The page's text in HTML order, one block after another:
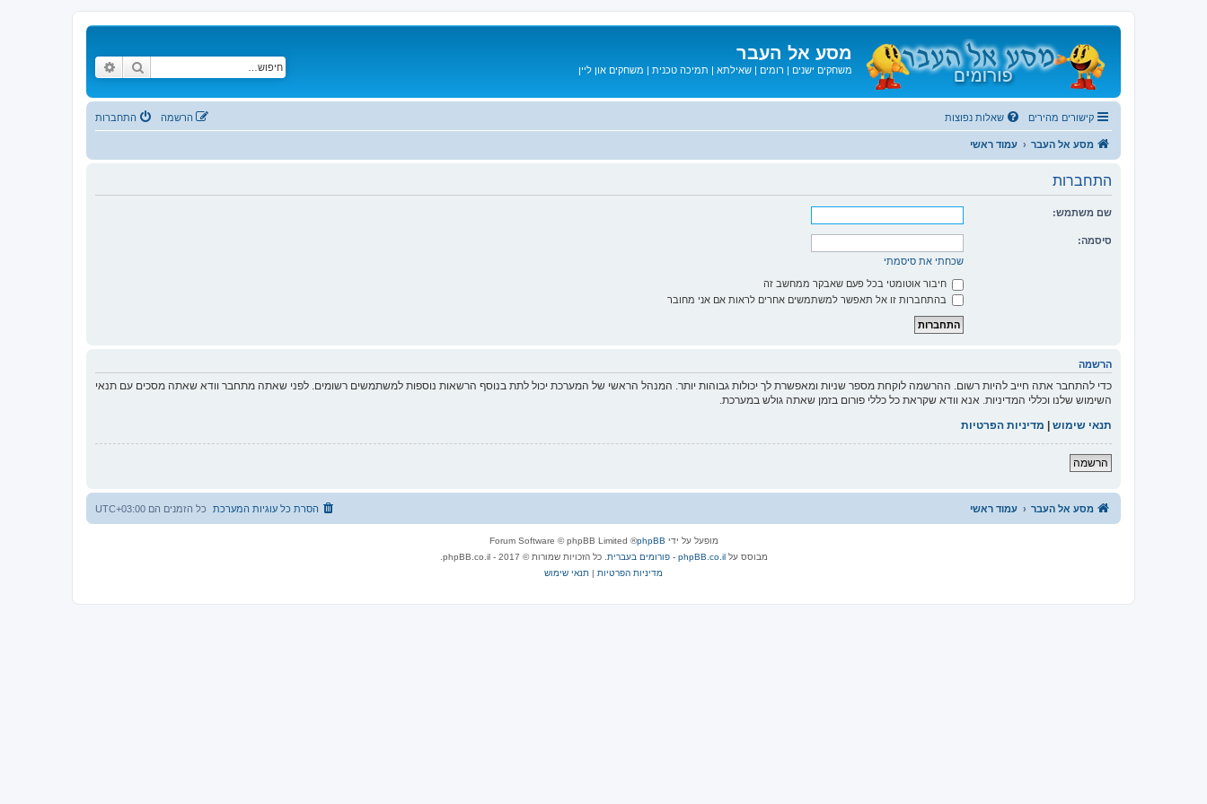
מסע אל העבר
משחקים ישנים | רומים | שאילתא | תמיכה טכנית | משחקים און ליין חיפוש
קישורים מהירים שאלות נפוצות התחברות הרשמה
מסע אל העבר עמוד ראשי
התחברות
שם משתמש:
סיסמה:
שכחתי את סיסמתי
חיבור אוטומטי בכל פעם שאבקר ממחשב זה
בהתחברות זו אל תאפשר למשתמשים אחרים לראות אם אני מחובר
הרשמה
כדי להתחבר אתה חייב להיות רשום. ההרשמה לוקחת מספר שניות ומאפשרת לך יכולות גבוהות יותר. המנהל הראשי של המערכת יכול לתת בנוסף הרשאות נוספות למשתמשים רשומים. לפני שאתה מתחבר וודא שאתה מסכים עם תנאי
השימוש שלנו וכללי המדיניות. אנא וודא שקראת כל כללי פורום בזמן שאתה גולש במערכת.
תנאי שימוש | מדיניות הפרטיות
הרשמה
מסע אל העבר עמוד ראשי כל הזמנים הם UTC+03:00 הסרת כל עוגיות המערכת
מופעל על ידי phpBB
® Forum Software © phpBB Limited
מבוסס עלphpBB.co.il - פורומים בעברית
. כל הזכויות שמורות © 2017 - phpBB.co.il.
מדיניות הפרטיות | תנאי שימוש